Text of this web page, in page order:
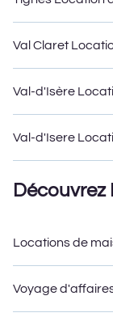
Val Claret
Val-d'Isère
Val-d'Isere
Découvrez
Locations de
Voyage